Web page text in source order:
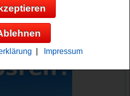
Impressum